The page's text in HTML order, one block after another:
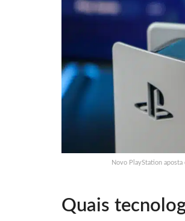
Novo PlayStation
Quais